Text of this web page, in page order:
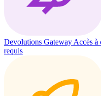
Devolutions Gateway Accès
requis